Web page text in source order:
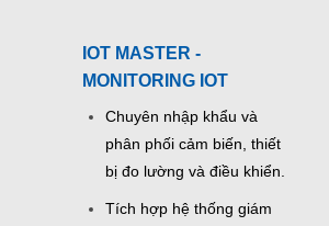
IOT MASTER -
MONITORING IOT
Chuyên nhập khẩu và
phân phối cảm biến, thiết
bị đo lường và điều khiển.
Tích hợp hệ thống giám